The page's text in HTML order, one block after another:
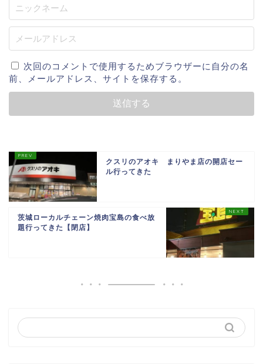
次回のコメントで使用するためブラウザーに自分の名
前、メールアドレス、サイトを保存する。
クスリのアオキ まりやま店の開店セー
ル行ってきた
茨城ローカルチェーン焼肉宝島の食べ放
題行ってきた【閉店】